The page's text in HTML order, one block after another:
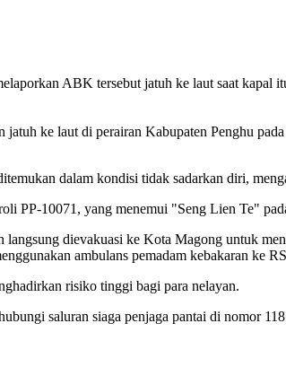
ABK tersebut jatuh ke laut saat kapal
ke laut di perairan Kabupaten Penghu
dalam kondisi tidak sadarkan diri,
PP-10071, yang menemui "Seng Lien Te"
dievakuasi ke Kota Magong untuk
ambulans pemadam kebakaran ke
risiko tinggi bagi para nelayan.
saluran siaga penjaga pantai di nomor